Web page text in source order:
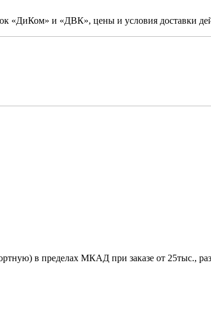
«ДиКом» и «ДВК», цены и условия доставки
в пределах МКАД при заказе от 25тыс.,